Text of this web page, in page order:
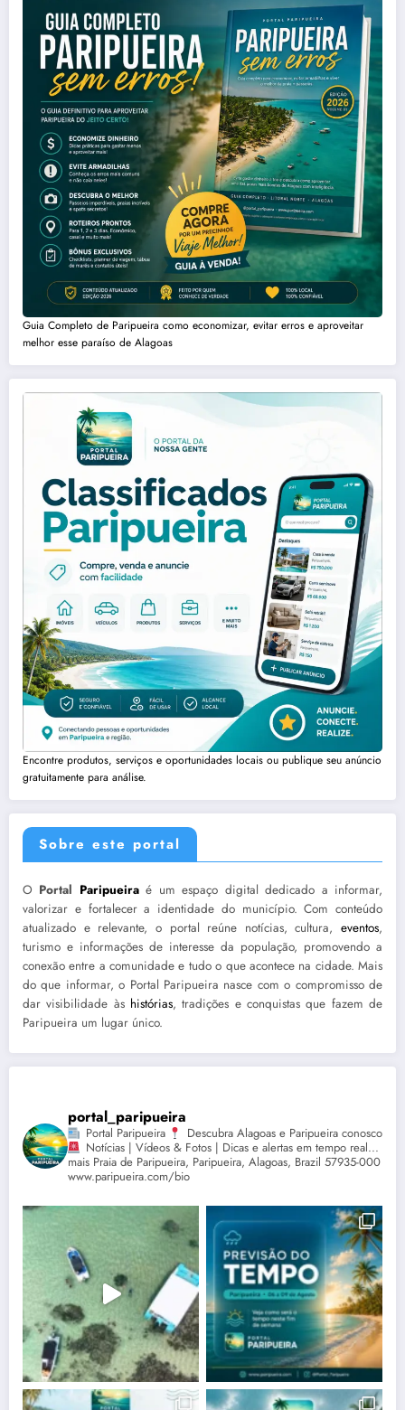
Guia Completo de Paripueira como economizar, evitar erros e aproveitar
melhor esse paraíso de Alagoas
Encontre produtos, serviços e oportunidades locais ou publique seu anúncio
gratuitamente para análise.
Sobre este portal
O Portal Paripueiraé um espaço digital dedicado a informar,
valorizar e fortalecer a identidade do município. Com conteúdo
atualizado e relevante, o portal reúne notícias, cultura, eventos,
turismo e informações de interesse da população, promovendo a
conexão entre a comunidade e tudo o que acontece na cidade. Mais
do que informar, o Portal Paripueira nasce com o compromisso de
dar visibilidade às histórias, tradições e conquistas que fazem de
Paripueira um lugar único.
portal_paripueira
Portal Paripueira
Descubra Alagoas e Paripueira conosco
Notícias | Vídeos & Fotos | Dicas e alertas em tempo real...
mais Praia de Paripueira, Paripueira, Alagoas, Brazil 57935-000
www.paripueira.com/bio